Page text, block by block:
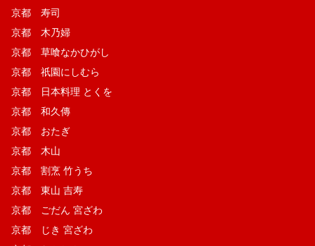
京都 寿司
京都 木乃婦
京都 草喰なかひがし
京都 祇園にしむら
京都 日本料理 とくを
京都 和久傳
京都 おたぎ
京都 木山
京都 割烹 竹うち
京都 東山 吉寿
京都 ごだん 宮ざわ
京都 じき 宮ざわ